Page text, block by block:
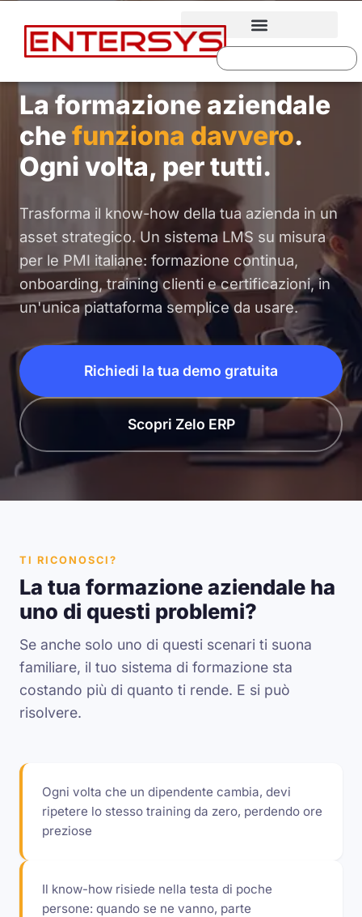
La formazione aziendale
chefunziona davvero.
Ogni volta, per tutti.
Trasforma il know-how della tua azienda in un
asset strategico. Un sistema LMS su misura
per le PMI italiane: formazione continua,
onboarding, training clienti e certificazioni, in
un'unica piattaforma semplice da usare.
Richiedi la tua demo gratuita
Scopri Zelo ERP
TI RICONOSCI?
La tua formazione aziendale ha
uno di questi problemi?
Se anche solo uno di questi scenari ti suona
familiare, il tuo sistema di formazione sta
costando più di quanto ti rende. E si può
risolvere.
Ogni volta che un dipendente cambia, devi
ripetere lo stesso training da zero, perdendo ore
preziose
Il know-how risiede nella testa di poche
persone: quando se ne vanno, parte